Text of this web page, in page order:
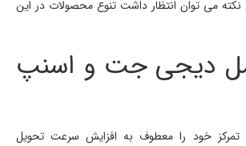
نکته می توان انتظار داشت تنوع محصولات در این
دیجی جت و اسنپ
خود را معطوف به افزایش سرعت تحویل